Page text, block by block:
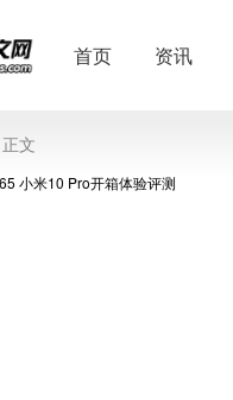
首页 资讯
正文